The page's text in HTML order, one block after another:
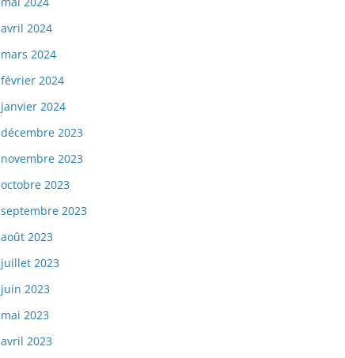
avril 2024
mars 2024
février 2024
janvier 2024
décembre 2023
novembre 2023
octobre 2023
septembre 2023
août 2023
juillet 2023
juin 2023
mai 2023
avril 2023